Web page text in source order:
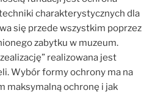
charakterystycznych dla
się przede wszystkim poprzez
zabytku w muzeum.
realizowana jest
Wybór formy ochrony ma na
maksymalną ochronę i jak